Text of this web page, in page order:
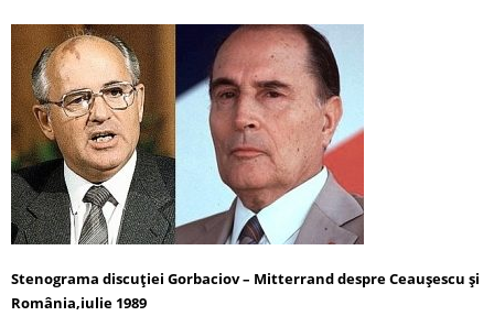
Stenograma discuției Gorbaciov – Mitterrand despre Ceaușescu și
România,iulie 1989